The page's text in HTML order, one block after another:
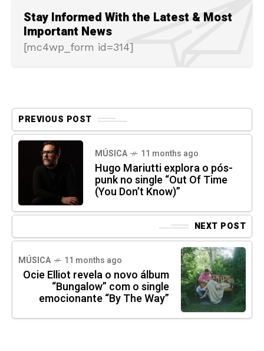
Stay Informed With the Latest & Most
Important News
[mc4wp_form id=314]
PREVIOUS POST
MÚSICA 11 months ago
Hugo Mariutti explora o pós-
punk no single “Out Of Time
(You Don’t Know)”
NEXT POST
MÚSICA 11 months ago
Ocie Elliot revela o novo álbum
“Bungalow” com o single
emocionante “By The Way”